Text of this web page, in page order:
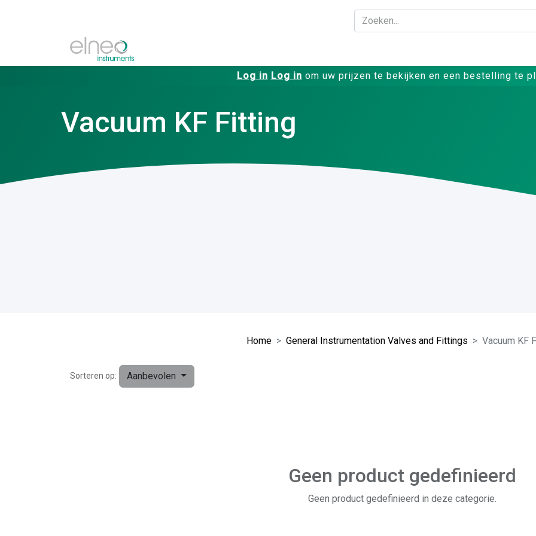
Log in Log in om uw prijzen te bekijken en een bestelling te
Vacuum KF Fitting
Home General Instrumentation Valves and Fittings Vacuum KF
Sorteren op: Aanbevolen
Geen product gedefinieerd
Geen product gedefinieerd in deze categorie.